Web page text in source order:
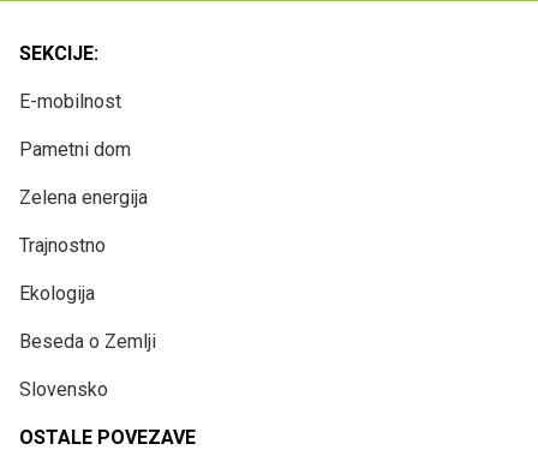
SEKCIJE:
E-mobilnost
Pametni dom
Zelena energija
Trajnostno
Ekologija
Beseda o Zemlji
Slovensko
OSTALE POVEZAVE